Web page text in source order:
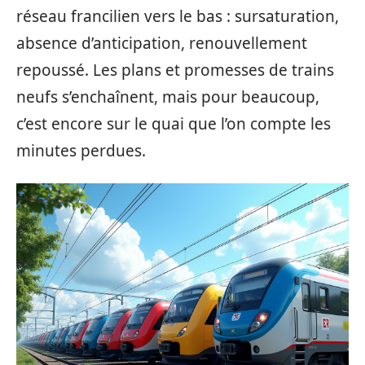
réseau francilien vers le bas : sursaturation,
absence d’anticipation, renouvellement
repoussé. Les plans et promesses de trains
neufs s’enchaînent, mais pour beaucoup,
c’est encore sur le quai que l’on compte les
minutes perdues.